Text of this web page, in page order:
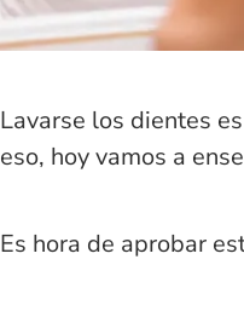
Lavarse los dientes
eso, hoy vamos a
Es hora de aprobar